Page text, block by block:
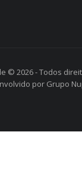
© 2026 - Todos
por Grupo